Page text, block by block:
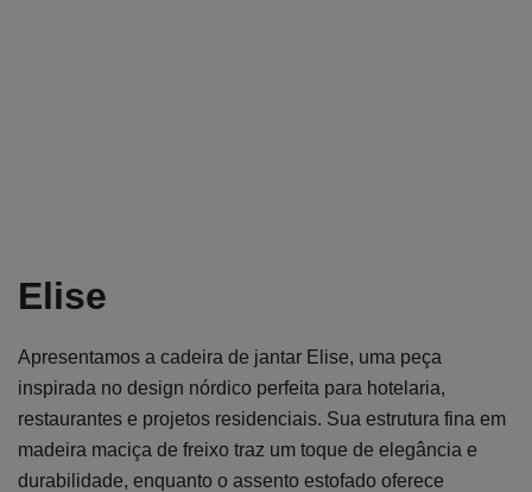
Elise
Apresentamos a cadeira de jantar Elise, uma peça
inspirada no design nórdico perfeita para hotelaria,
restaurantes e projetos residenciais. Sua estrutura fina em
madeira maciça de freixo traz um toque de elegância e
durabilidade, enquanto o assento estofado oferece